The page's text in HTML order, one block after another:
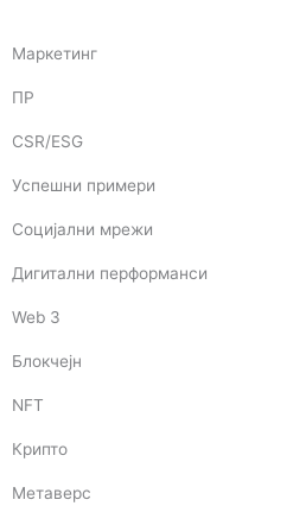
Маркетинг
ПР
CSR/ESG
Успешни примери
Социјални мрежи
Дигитални перформанси
Web 3
Блокчејн
NFT
Крипто
Метаверс